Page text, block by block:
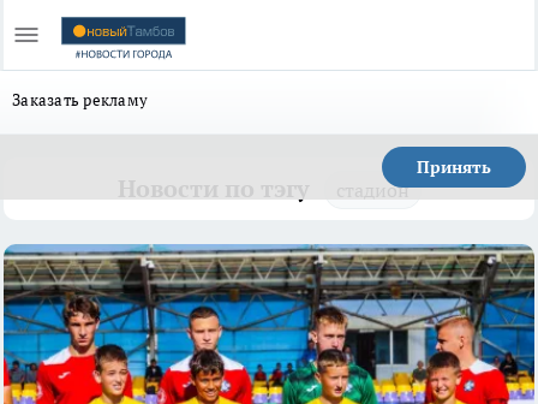
Заказать рекламу
Принять
стадион